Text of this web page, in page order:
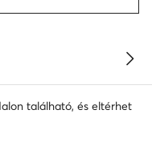
található, és eltérhet